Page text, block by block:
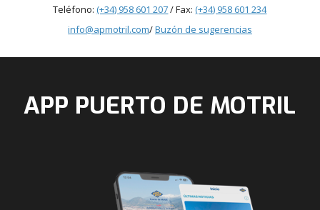
Teléfono:(+34) 958 601 207/ Fax:(+34) 958 601 234
info@apmotril.com/Buzón de sugerencias
APP PUERTO DE MOTRIL